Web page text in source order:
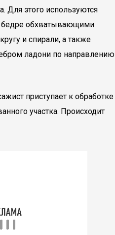
Для этого используются
обхватывающими
и спирали, а также
ладони по направлению
приступает к обработке
участка. Происходит